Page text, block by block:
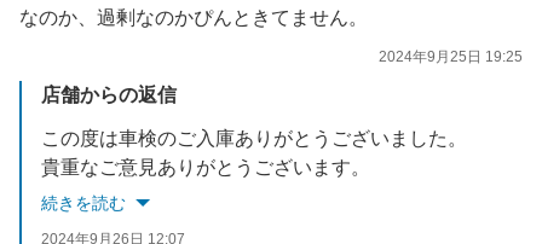
なのか、過剰なのかぴんときてません。
2024年9月25日 19:25
店舗からの返信
この度は車検のご入庫ありがとうございました。
貴重なご意見ありがとうございます。
今後も快適にご利用出来るようスタッフ一同、日々改善して参りますので、よろしくお願いいたします。
続きを読む
2024年9月26日 12:07